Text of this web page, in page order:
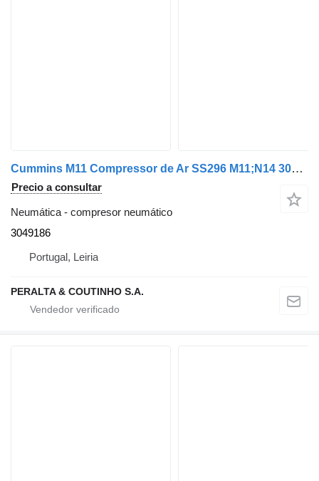
Cummins M11 Compressor de Ar SS296 M11;N14 3049186 compresor neumático para Cummins camión
Precio a consultar
Neumática - compresor neumático
3049186
Portugal, Leiria
PERALTA & COUTINHO S.A.